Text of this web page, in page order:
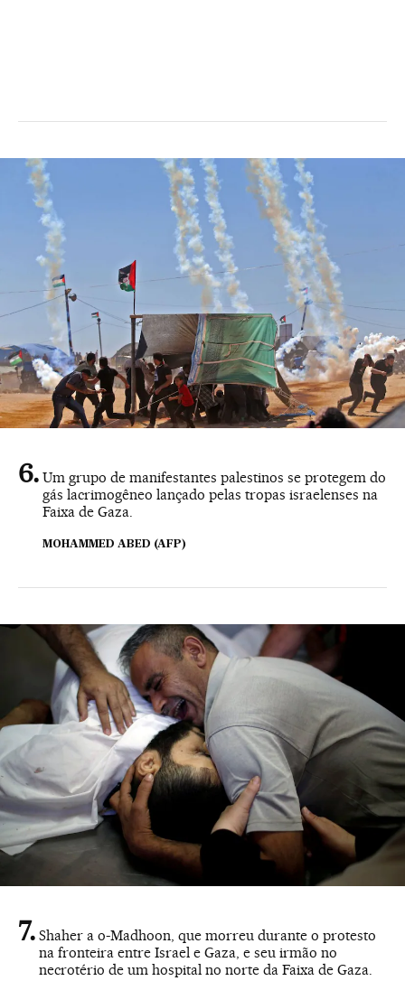
Um grupo de manifestantes palestinos se protegem do
gás lacrimogêneo lançado pelas tropas israelenses na
Faixa de Gaza.
MOHAMMED ABED (AFP)
Shaher a o-Madhoon, que morreu durante o protesto
na fronteira entre Israel e Gaza, e seu irmão no
necrotério de um hospital no norte da Faixa de Gaza.